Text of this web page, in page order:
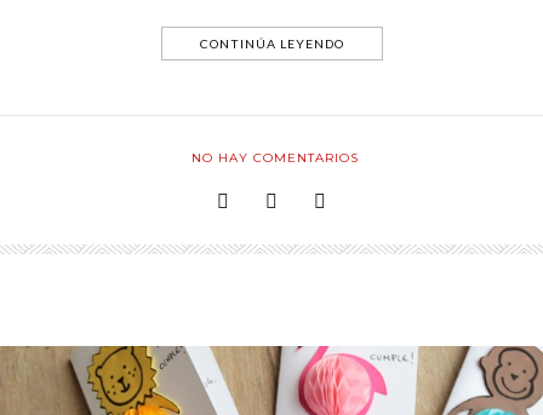
CONTINÚA LEYENDO
NO HAY COMENTARIOS